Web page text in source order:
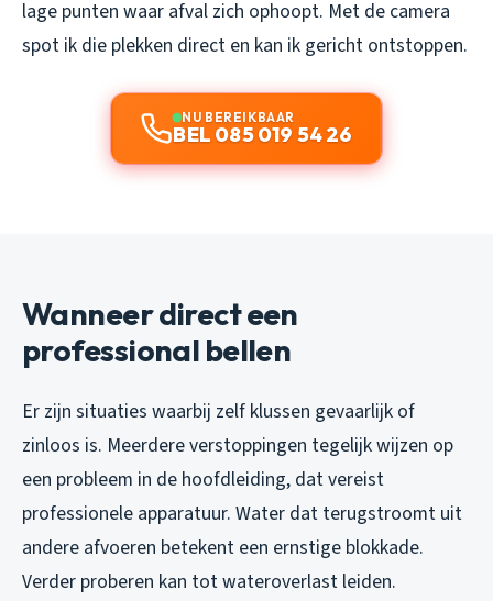
lage punten waar afval zich ophoopt. Met de camera
spot ik die plekken direct en kan ik gericht ontstoppen.
NU BEREIKBAAR
BEL 085 019 54 26
Wanneer direct een
professional bellen
Er zijn situaties waarbij zelf klussen gevaarlijk of
zinloos is. Meerdere verstoppingen tegelijk wijzen op
een probleem in de hoofdleiding, dat vereist
professionele apparatuur. Water dat terugstroomt uit
andere afvoeren betekent een ernstige blokkade.
Verder proberen kan tot wateroverlast leiden.